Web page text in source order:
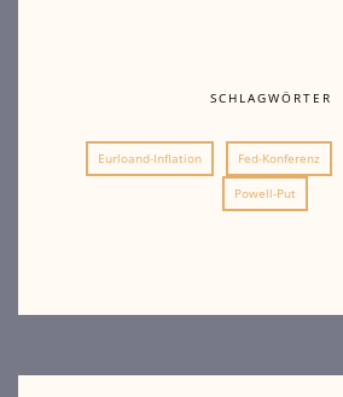
SCHLAGWÖRTER
Eurloand-Inflation Fed-Konferenz
Powell-Put